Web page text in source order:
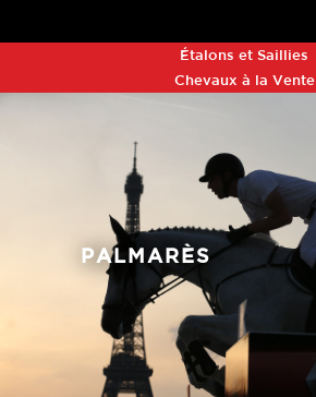
Étalons et Saillies
Chevaux à la Vente
PALMARÈS